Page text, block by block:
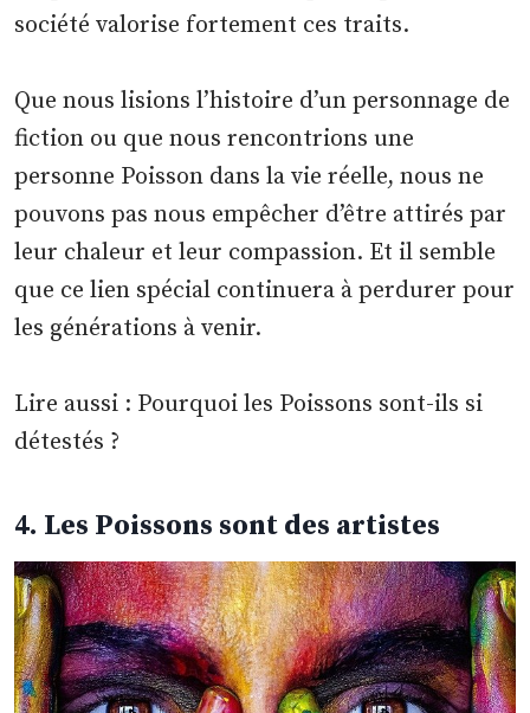
société valorise fortement ces traits.
Que nous lisions l’histoire d’un personnage de
fiction ou que nous rencontrions une
personne Poisson dans la vie réelle, nous ne
pouvons pas nous empêcher d’être attirés par
leur chaleur et leur compassion. Et il semble
que ce lien spécial continuera à perdurer pour
les générations à venir.
Lire aussi : Pourquoi les Poissons sont-ils si
détestés ?
4. Les Poissons sont des artistes